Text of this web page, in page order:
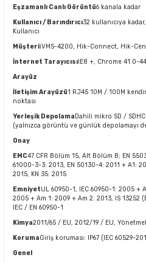
Eşzamanlı Canlı Görüntü6 kanala kadar
Kullanıcı / Barındırıcı32 kullanıcıya
Kullanıcı
MüşteriiVMS-4200, Hik-Connect, Hik-
İnternet TarayıcısıIE8 +, Chrome 41.0-
Arayüz
İletişim Arayüzü1 RJ45 10M / 100M
noktası
Yerleşik DepolamaDahili mikro SD /
(yalnızca görüntü ve günlük depolamayı
Onay
EMC47 CFR Bölüm 15, Alt Bölüm B; EN
61000-3-3: 2013, EN 50130-4: 2011 + A1:
2015, KN 35: 2015
EmniyetUL 60950-1, IEC 60950-1: 2005 +
2005 + Am 1: 2009 + Am 2: 2013, IS 13252
IEC / EN 60950-1
Kimya2011/65 / EU, 2012/19 / EU,
KorumaGiriş koruması: IP67 (IEC 60529-
Genel